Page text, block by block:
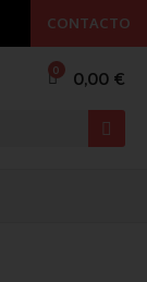
CONTACTO
0,00 €